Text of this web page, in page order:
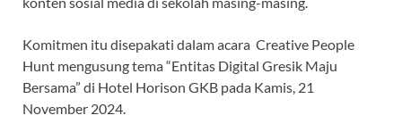
Komitmen itu disepakati dalam acara Creative People
Hunt mengusung tema “Entitas Digital Gresik Maju
Bersama” di Hotel Horison GKB pada Kamis, 21
November 2024.